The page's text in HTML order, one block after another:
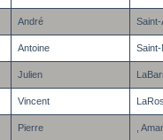
André
Antoine Saint-
Julien
Vincent
Pierre ,